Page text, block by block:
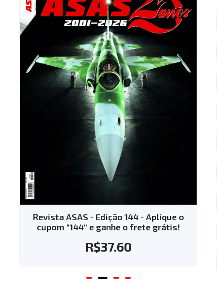
Revista ASAS - Edição 144 - Aplique o
cupom "144" e ganhe o frete grátis!
R$37.60